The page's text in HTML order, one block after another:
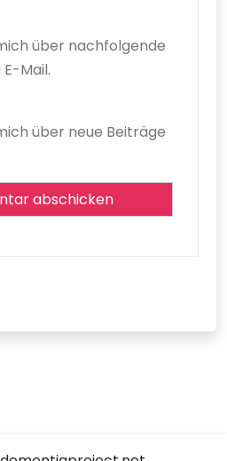
über nachfolgende
Mail.
über neue Beiträge